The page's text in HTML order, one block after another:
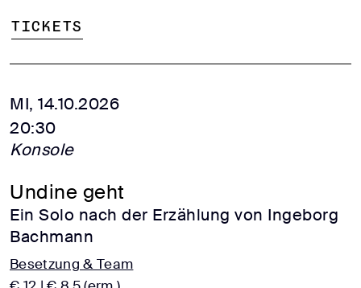
Tickets
MI, 14.10.2026
20:30
Konsole
Undine geht
Ein Solo nach der Erzählung von Ingeborg
Bachmann
Besetzung & Team